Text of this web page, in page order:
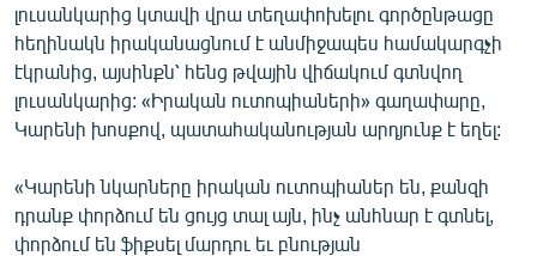
ՄՇԱԿՈՒՅԹ
ՍՊՈՐՏ
ՄԵԿՆԱԲԱՆՈՒԹՅՈՒՆ
ԿՈՐՈՆԱՎԻՐՈՒՍ
ԱՐԽԻՎ
լուսանկարից կտավի վրա տեղափոխելու գործընթացը
հեղինակն իրականացնում է անմիջապես համակարգչի
էկրանից, այսինքն՝ հենց թվային վիճակում գտնվող
լուսանկարից: «Իրական ուտոպիաների» գաղափարը,
Կարենի խոսքով, պատահականության արդյունք է եղել:
«Կարենի նկարները իրական ուտոպիաներ են, քանզի
դրանք փորձում են ցույց տալ այն, ինչ անհնար է գտնել,
փորձում են ֆիքսել մարդու եւ բնության